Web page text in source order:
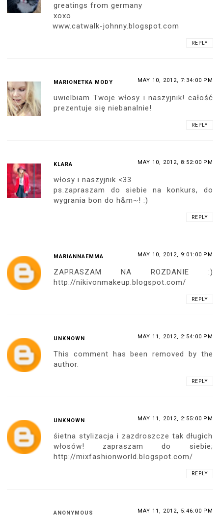
greatings from germany
xoxo
www.catwalk-johnny.blogspot.com
REPLY
MARIONETKA MODY MAY 10, 2012, 7:34:00 PM
uwielbiam Twoje włosy i naszyjnik! całość
prezentuje się niebanalnie!
REPLY
KLARA MAY 10, 2012, 8:52:00 PM
włosy i naszyjnik <33
ps.zapraszam do siebie na konkurs, do
wygrania bon do h&m~! :)
REPLY
MARIANNAEMMA MAY 10, 2012, 9:01:00 PM
ZAPRASZAM NA ROZDANIE :)
http://nikivonmakeup.blogspot.com/
REPLY
UNKNOWN MAY 11, 2012, 2:54:00 PM
This comment has been removed by the
author.
REPLY
UNKNOWN MAY 11, 2012, 2:55:00 PM
śietna stylizacja i zazdroszcze tak długich
włosów! zapraszam do siebie;
http://mixfashionworld.blogspot.com/
REPLY
ANONYMOUS MAY 11, 2012, 5:46:00 PM